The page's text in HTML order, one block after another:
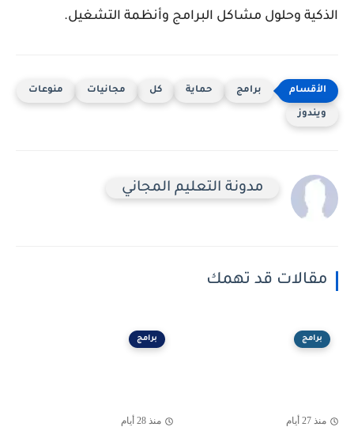
الذكية وحلول مشاكل البرامج وأنظمة التشغيل.
برامج حماية كل مجانيات منوعات
ويندوز
مدونة التعليم المجاني
مقالات قد تهمك
برامج
منذ 27 أيام
برامج
منذ 28 أيام